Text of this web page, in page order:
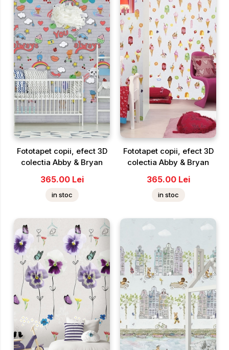
Fototapet copii, efect 3D
colectia Abby & Bryan
365.00 Lei
in stoc
Fototapet copii, efect 3D
colectia Abby & Bryan
365.00 Lei
in stoc